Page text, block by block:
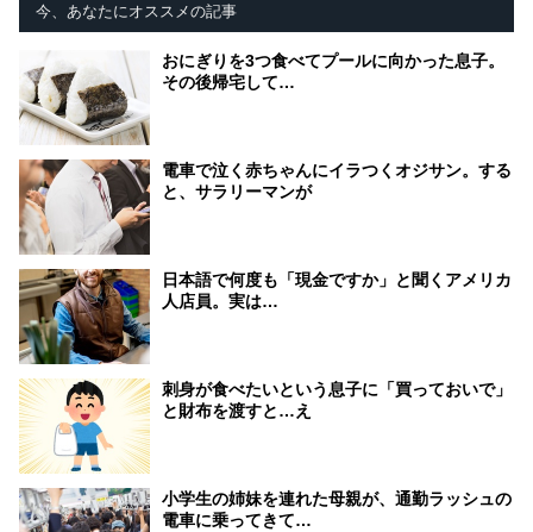
今、あなたにオススメの記事
おにぎりを3つ食べてプールに向かった息子。
その後帰宅して…
電車で泣く赤ちゃんにイラつくオジサン。する
と、サラリーマンが
日本語で何度も「現金ですか」と聞くアメリカ
人店員。実は…
刺身が食べたいという息子に「買っておいで」
と財布を渡すと…え
小学生の姉妹を連れた母親が、通勤ラッシュの
電車に乗ってきて…